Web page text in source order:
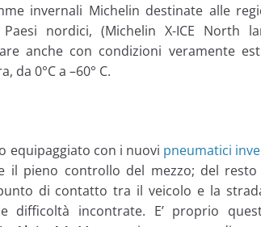
invernali Michelin destinate alle
nordici, (Michelin X-ICE North
anche con condizioni veramente
da 0°C a –60° C.
equipaggiato con i nuovi pneumatici
il pieno controllo del mezzo; del
di contatto tra il veicolo e la
difficoltà incontrate. E’ proprio